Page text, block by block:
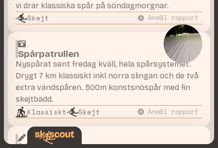
vi drar klassiska spår på söndagmorgnar.
Skejt Anmäl rapport
Spårpatrullen
Nyspårat sent fredag kväll, hela spårsystemet.
Drygt 7 km klassiskt inkl norra slingan och de två
extra vändspåren. 500m konstsnöspår med fin
skejtbädd.
Klassiskt Skejt Anmäl rapport